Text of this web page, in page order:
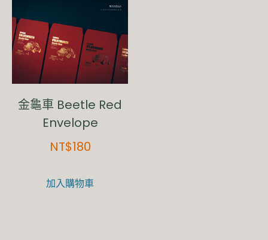
金龜車 Beetle Red
Envelope
NT$180
加入購物車